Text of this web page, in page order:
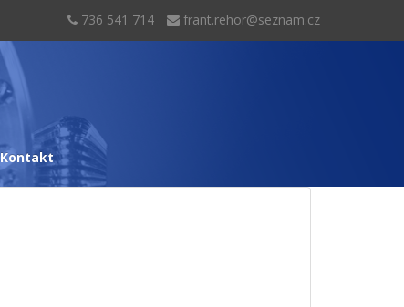
736 541 714 frant.rehor@seznam.cz
Kontakt